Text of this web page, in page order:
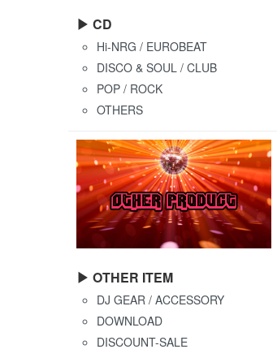
▶ CD
Hi-NRG / EUROBEAT
DISCO & SOUL / CLUB
POP / ROCK
OTHERS
▶ OTHER ITEM
DJ GEAR / ACCESSORY
DOWNLOAD
DISCOUNT-SALE